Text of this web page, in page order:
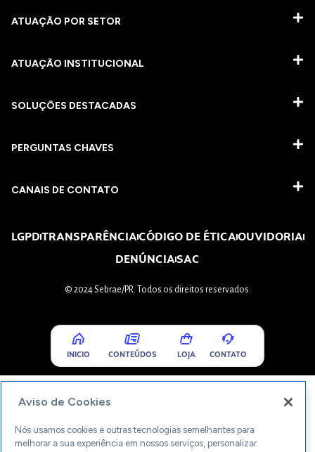
ATUAÇÃO POR SETOR
ATUAÇÃO INSTITUCIONAL
SOLUÇÕES DESTACADAS
PERGUNTAS CHAVES​
CANAIS DE CONTATO
LGPDTRANSPARÊNCIACÓDIGO DE ÉTICAOUVIDORIA
DENÚNCIASAC
© 2024 Sebrae/PR. Todos os direitos reservados.
INICIO CONTEÚDOS LOJA CONTATO
Aviso de Cookies
Nós usamos cookies e outras tecnologias semelhantes para
melhorar a sua experiência em nossos serviços, personalizar